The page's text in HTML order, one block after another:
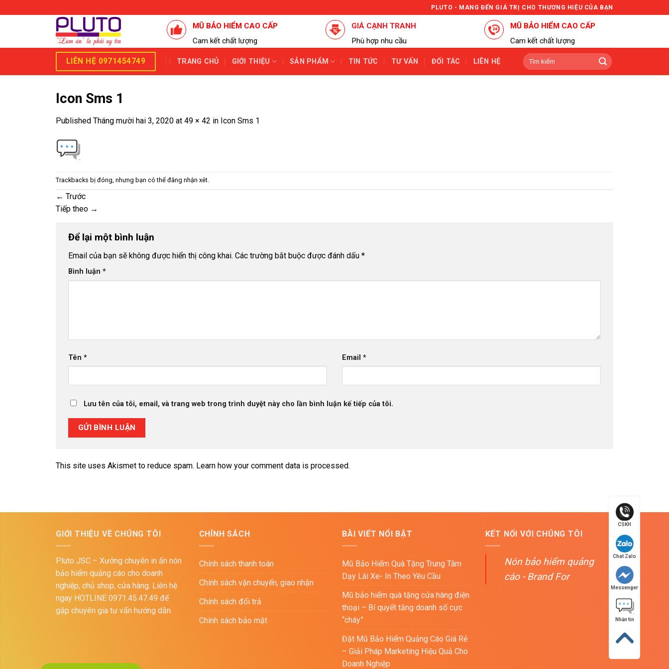
to
PLUTO - MANG ĐẾN GIÁ TRỊ CHO THƯƠNG HIỆU CỦA BẠN
MŨ BẢO HIỂM CAO CẤP
Cam kết chất lượng
GIÁ CẠNH TRANH
Phù hợp nhu cầu
MŨ BẢO HIỂM CAO CẤP
Cam kết chất lượng
LIÊN HỆ 0971454749 TRANG CHỦ GIỚI THIỆU SẢN PHẨM TIN TỨC TƯ VẤN ĐỐI TÁC LIÊN HỆ
Tìm
kiếm:
Icon Sms 1
Published Tháng mười hai 3, 2020 at 49 × 42 in Icon Sms 1
Trackbacks bị đóng, nhưng bạn có thể đăng nhận xét
← Trước
Tiếp theo →
Để lại một bình luận
Email của bạn sẽ không được hiển thị công khai. Các trường bắt buộc được đánh dấu *
Bình luận *
Tên * Email *
Lưu tên của tôi, email, và trang web trong trình duyệt này cho lần bình luận kế tiếp của tôi.
This site uses Akismet to reduce spam. Learn how your comment data is processed.
GIỚI THIỆU VỀ CHÚNG TÔI
Pluto JSC – Xưởng chuyên in ấn nón
bảo hiểm quảng cáo cho doanh
nghiệp, chủ shop, cửa hàng. Liên hệ
ngay HOTLINE 0971.45.47.49 để
gặp chuyên gia tư vấn hướng dẫn.
CHÍNH SÁCH
Chính sách thanh toán
Chính sách vận chuyển, giao nhận
Chính sách đổi trả
Chính sách bảo mật
BÀI VIẾT NỔI BẬT
Mũ Bảo Hiểm Quà Tặng Trung Tâm
Dạy Lái Xe- In Theo Yêu Cầu
Mũ bảo hiểm quà tặng cửa hàng điện
thoại – Bí quyết tăng doanh số cực
“cháy”
Đặt Mũ Bảo Hiểm Quảng Cáo Giá Rẻ
– Giải Pháp Marketing Hiệu Quả Cho
Doanh Nghiệp
KẾT NỐI VỚI CHÚNG TÔI
Nón bảo hiểm quảng
cáo - Brand For
CSKH
Chat Zalo
Messenger
Nhắn tin